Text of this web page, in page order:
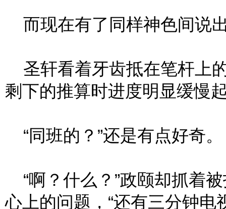
而现在有了同样神色间说
圣轩看着牙齿抵在笔杆上
剩下的推算时进度明显缓慢
“同班的？”还是有点好奇。
“啊？什么？”政颐却抓着
心上的问题，“还有三分钟电